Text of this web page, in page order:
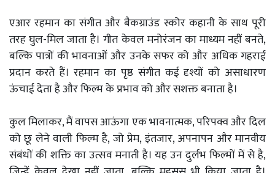
एआर रहमान का संगीत और बैकग्राउंड स्कोर कहानी के साथ पूरी
तरह घुल-मिल जाता है। गीत केवल मनोरंजन का माध्यम नहीं बनते,
बल्कि पात्रों की भावनाओं और उनके सफर को और अधिक गहराई
प्रदान करते हैं। रहमान का पृष्ठ संगीत कई दृश्यों को असाधारण
ऊंचाई देता है और फिल्म के प्रभाव को और सशक्त बनाता है।
कुल मिलाकर, मैं वापस आऊंगा एक भावनात्मक, परिपक्व और दिल
को छू लेने वाली फिल्म है, जो प्रेम, इंतजार, अपनापन और मानवीय
संबंधों की शक्ति का उत्सव मनाती है। यह उन दुर्लभ फिल्मों में से है,